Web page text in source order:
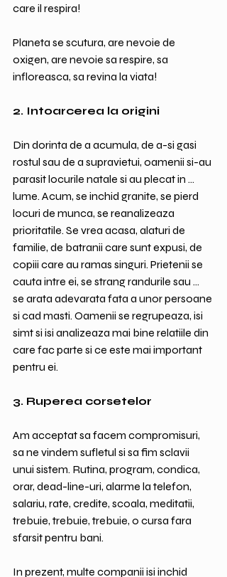
care il respira!
Planeta se scutura, are nevoie de
oxigen, are nevoie sa respire, sa
infloreasca, sa revina la viata!
2. Intoarcerea la origini
Din dorinta de a acumula, de a-si gasi
rostul sau de a supravietui, oamenii si-au
parasit locurile natale si au plecat in ...
lume. Acum, se inchid granite, se pierd
locuri de munca, se reanalizeaza
prioritatile. Se vrea acasa, alaturi de
familie, de batranii care sunt expusi, de
copiii care au ramas singuri. Prietenii se
cauta intre ei, se strang randurile sau ...
se arata adevarata fata a unor persoane
si cad masti. Oamenii se regrupeaza, isi
simt si isi analizeaza mai bine relatiile din
care fac parte si ce este mai important
pentru ei.
3. Ruperea corsetelor
Am acceptat sa facem compromisuri,
sa ne vindem sufletul si sa fim sclavii
unui sistem. Rutina, program, condica,
orar, dead-line-uri, alarme la telefon,
salariu, rate, credite, scoala, meditatii,
trebuie, trebuie, trebuie, o cursa fara
sfarsit pentru bani.
In prezent, multe companii isi inchid